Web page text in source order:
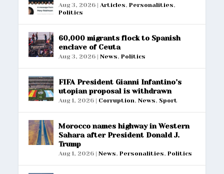
Aug 3, 2026 | Articles,Personalities,
Politics
60,000 migrants flock to Spanish
enclave of Ceuta
Aug 3, 2026 |News,Politics
FIFA President Gianni Infantino’s
utopian proposal is withdrawn
Aug 1, 2026 | Corruption,News, Sport
Morocco names highway in Western
Sahara after President Donald J.
Trump
Aug 1, 2026 |News,Personalities,Politics